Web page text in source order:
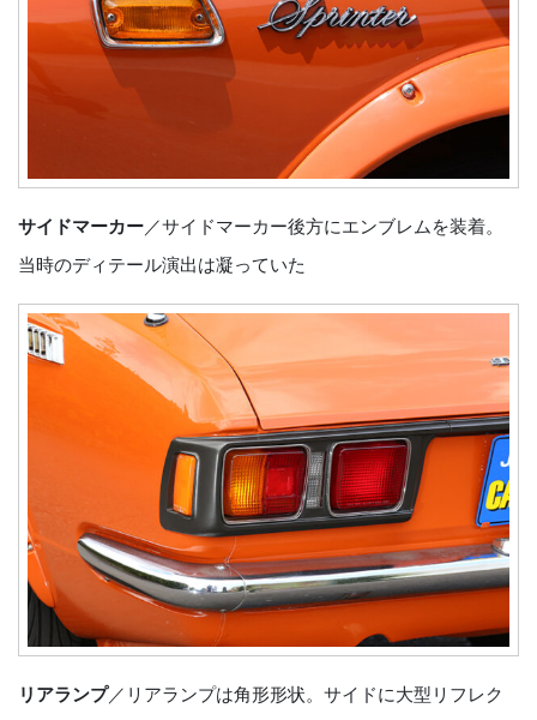
サイドマーカー／サイドマーカー後方にエンブレムを装着。
当時のディテール演出は凝っていた
リアランプ／リアランプは角形形状。サイドに大型リフレク